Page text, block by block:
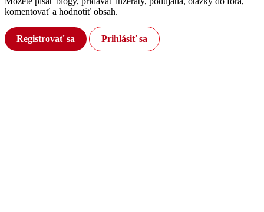
komentovať a hodnotiť obsah.
Registrovať sa Prihlásiť sa